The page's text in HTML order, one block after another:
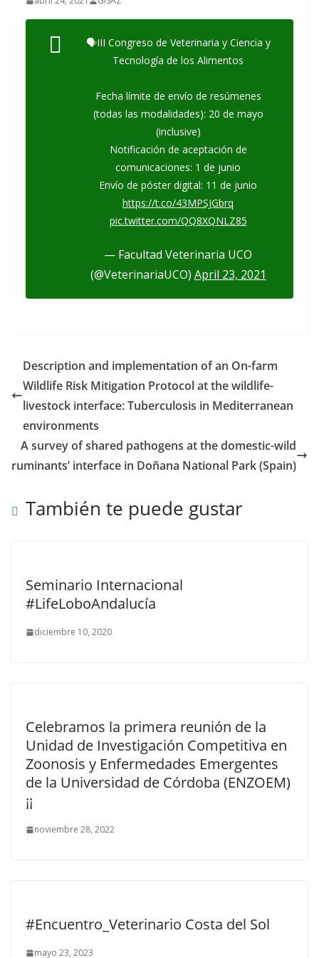
🗣III Congreso de Veterinaria y Ciencia y
Tecnología de los Alimentos
Fecha límite de envío de resúmenes
(todas las modalidades): 20 de mayo
(inclusive)
Notificación de aceptación de
comunicaciones: 1 de junio
Envío de póster digital: 11 de junio
https://t.co/43MPSJGbrq
pic.twitter.com/QQ8XQNLZ85
— Facultad Veterinaria UCO
(@VeterinariaUCO) April 23, 2021
Description and implementation of an On-farm
Wildlife Risk Mitigation Protocol at the wildlife-
livestock interface: Tuberculosis in Mediterranean
environments
A survey of shared pathogens at the domestic-wild
ruminants’ interface in Doñana National Park (Spain)
También te puede gustar
Seminario Internacional
#LifeLoboAndalucía
diciembre 10, 2020
Celebramos la primera reunión de la
Unidad de Investigación Competitiva en
Zoonosis y Enfermedades Emergentes
de la Universidad de Córdoba (ENZOEM)
¡¡
noviembre 28, 2022
#Encuentro_Veterinario Costa del Sol
mayo 23, 2023